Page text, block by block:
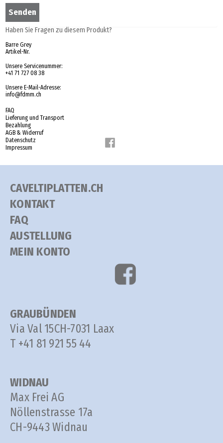
Haben Sie Fragen zu diesem Produkt?
Barre Grey
Artikel-Nr.
Unsere Servicenummer:
+41 71 727 08 38
Unsere E-Mail-Adresse:
info@fdmm.ch
FAQ
Lieferung und Transport
Bezahlung
AGB & Widerruf
Datenschutz
Impressum
CAVELTIPLATTEN.CH
KONTAKT
FAQ
AUSTELLUNG
MEIN KONTO
GRAUBÜNDEN
Via Val 15CH-7031 Laax
T +41 81 921 55 44
WIDNAU
Max Frei AG
Nöllenstrasse 17a
CH-9443 Widnau